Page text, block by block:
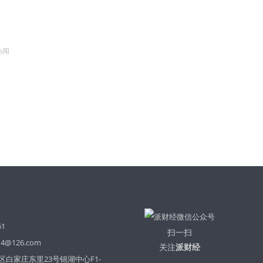
闻
白家庄东里23号锦湖中心F1-
扫一扫
关注派财经